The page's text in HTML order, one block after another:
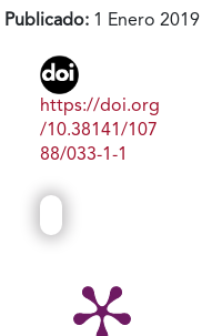
Publicado: 1 Enero 2019
https://doi.org
/10.38141/107
88/033-1-1